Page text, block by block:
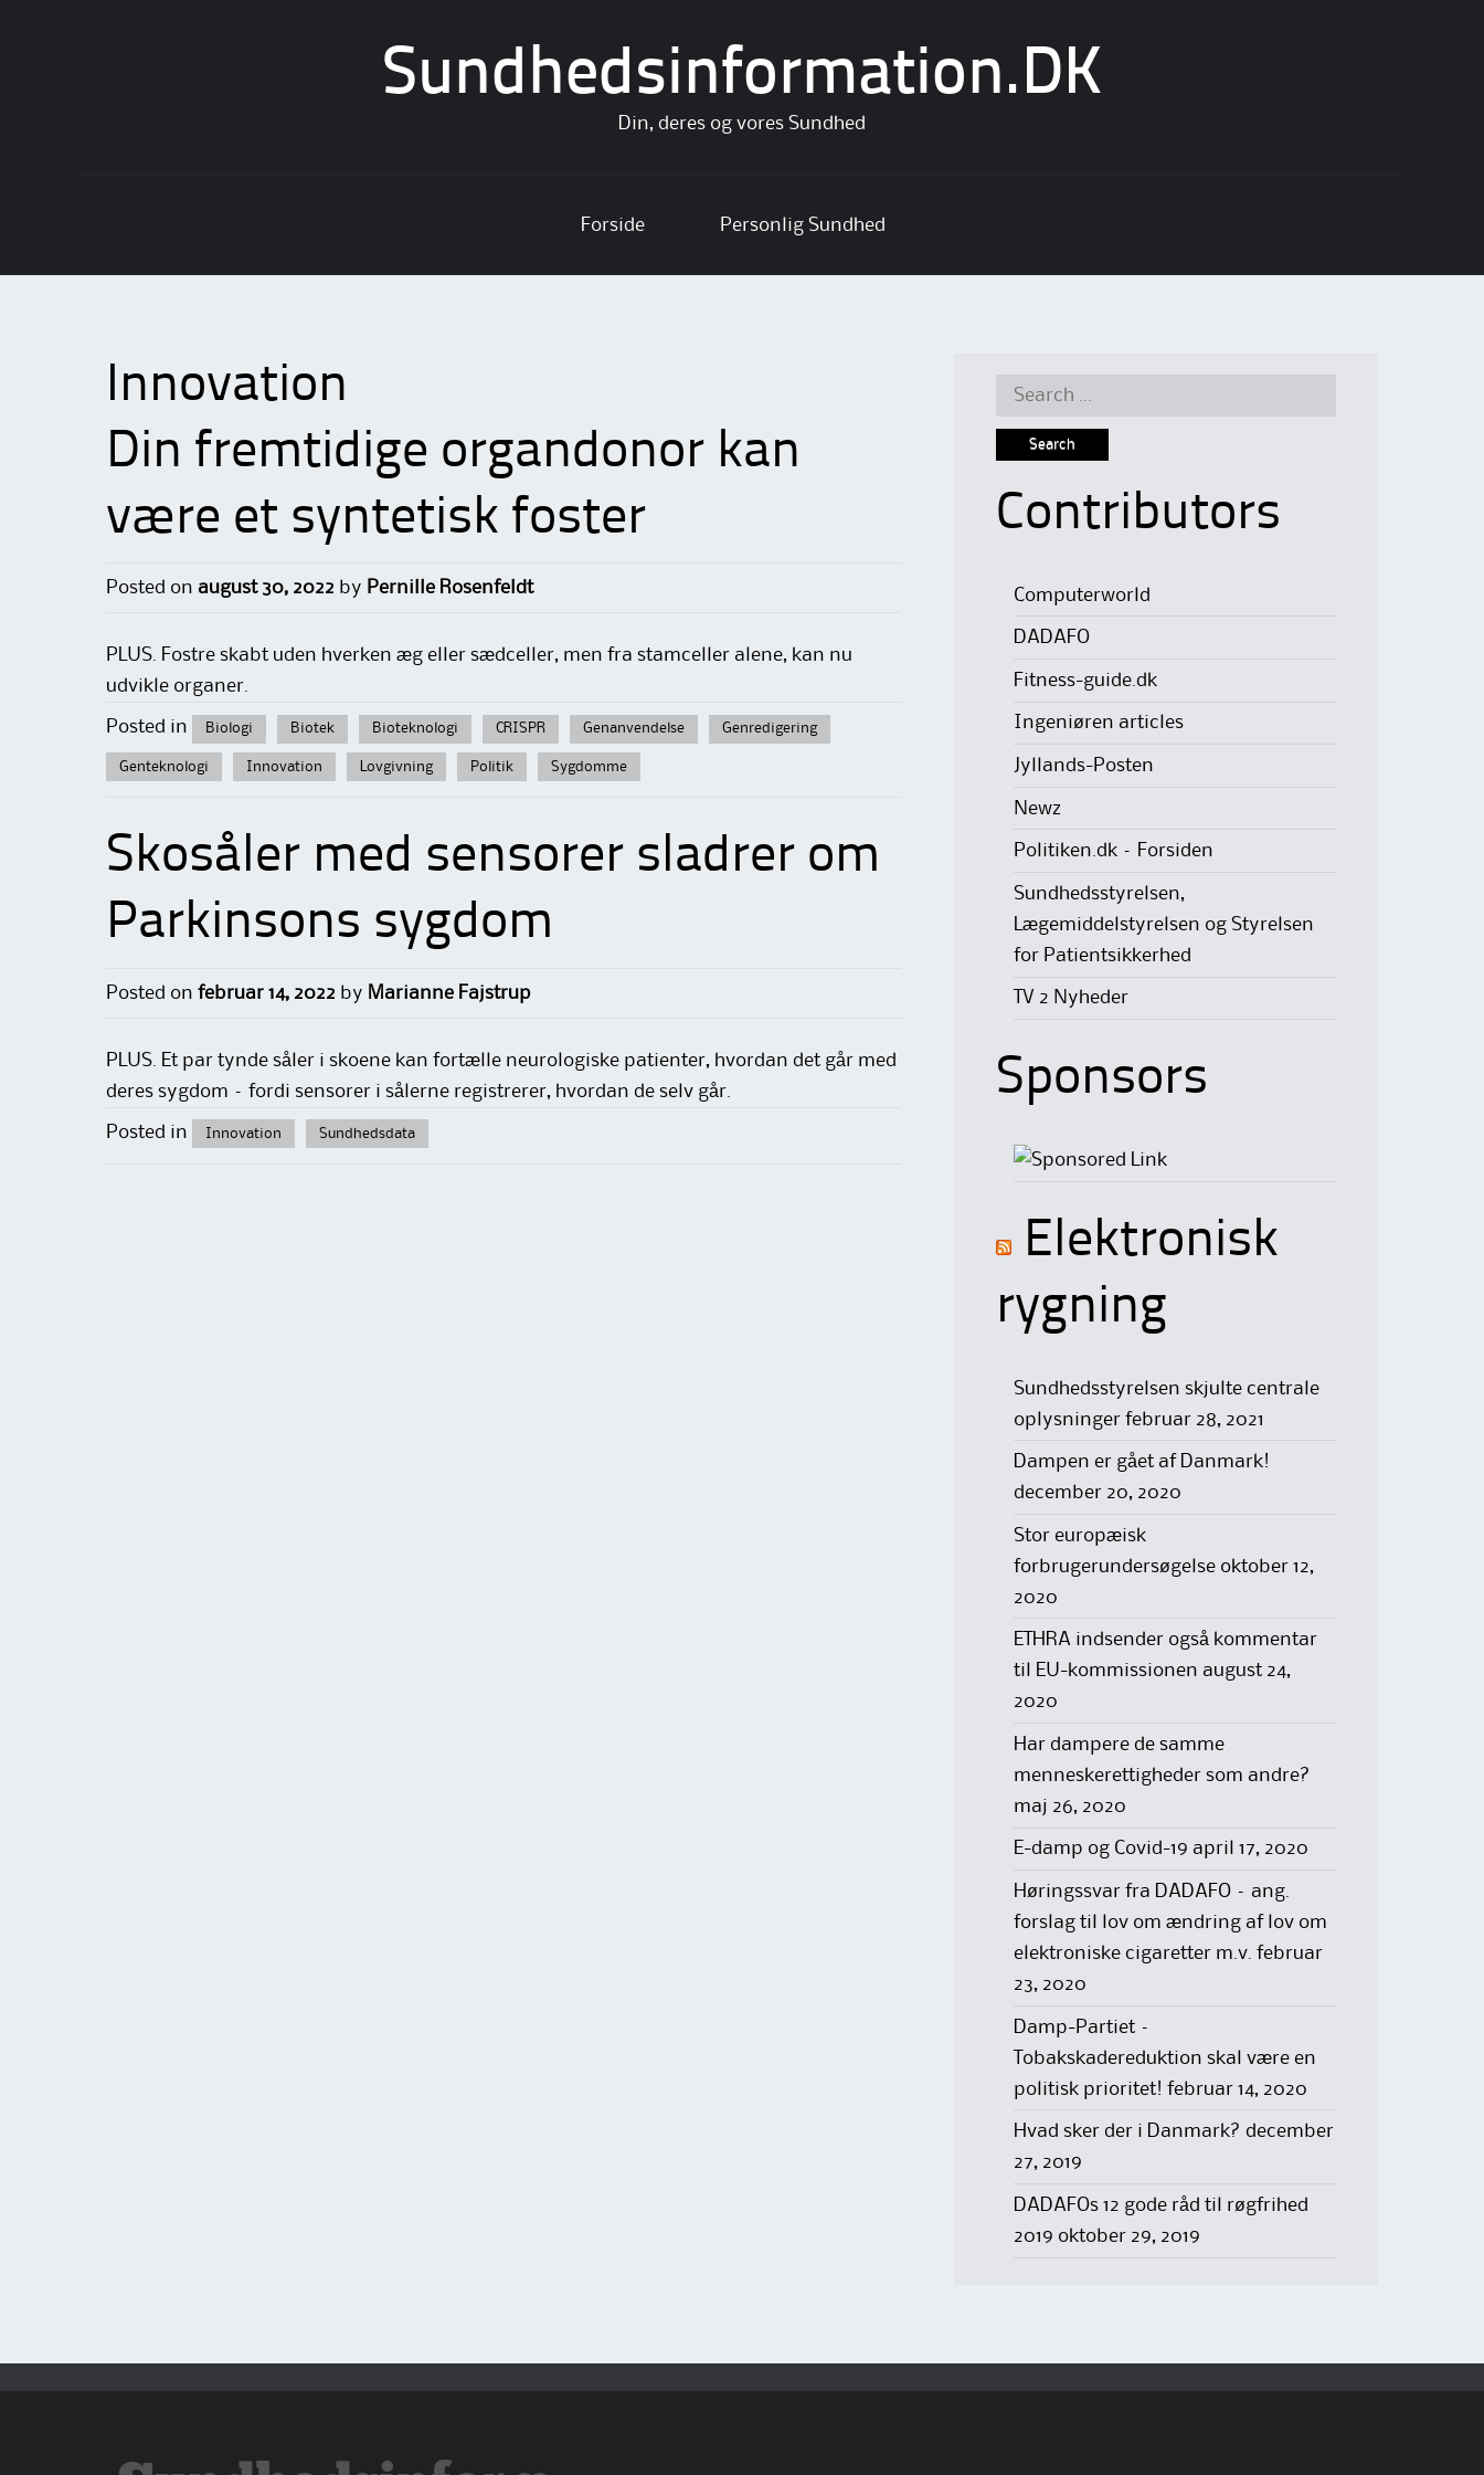
Sundhedsinformation.DK
Din, deres og vores Sundhed
content
Forside Personlig Sundhed
Innovation
Din fremtidige organdonor kan
være et syntetisk foster
Posted on august 30, 2022 by Pernille Rosenfeldt
PLUS. Fostre skabt uden hverken æg eller sædceller, men fra stamceller alene, kan nu
udvikle organer.
Posted in Biologi Biotek Bioteknologi CRISPR Genanvendelse Genredigering
Genteknologi Innovation Lovgivning Politik Sygdomme
Skosåler med sensorer sladrer om
Parkinsons sygdom
Posted on februar 14, 2022 by Marianne Fajstrup
PLUS. Et par tynde såler i skoene kan fortælle neurologiske patienter, hvordan det går med
deres sygdom – fordi sensorer i sålerne registrerer, hvordan de selv går.
Posted in Innovation Sundhedsdata
Search
Contributors
Computerworld
DADAFO
Fitness-guide.dk
Ingeniøren articles
Jyllands-Posten
Newz
Politiken.dk – Forsiden
Sundhedsstyrelsen,
Lægemiddelstyrelsen og Styrelsen
for Patientsikkerhed
TV 2 Nyheder
Sponsors
Elektronisk
rygning
Sundhedsstyrelsen skjulte centrale
oplysninger februar 28, 2021
Dampen er gået af Danmark!
december 20, 2020
Stor europæisk
forbrugerundersøgelse oktober 12,
2020
ETHRA indsender også kommentar
til EU-kommissionen august 24,
2020
Har dampere de samme
menneskerettigheder som andre?
maj 26, 2020
E-damp og Covid-19 april 17, 2020
Høringssvar fra DADAFO – ang.
forslag til lov om ændring af lov om
elektroniske cigaretter m.v. februar
23, 2020
Damp-Partiet –
Tobakskadereduktion skal være en
politisk prioritet! februar 14, 2020
Hvad sker der i Danmark? december
27, 2019
DADAFOs 12 gode råd til røgfrihed
2019 oktober 29, 2019